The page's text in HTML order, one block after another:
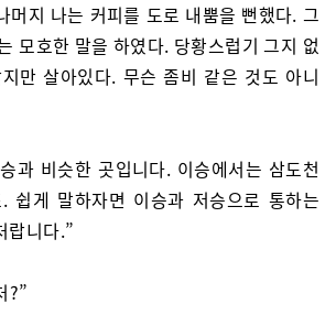
머지 나는 커피를 도로 내뿜을 뻔했다. 그
모호한 말을 하였다. 당황스럽기 그지 없
만 살아있다. 무슨 좀비 같은 것도 아니
과 비슷한 곳입니다. 이승에서는 삼도천
쉽게 말하자면 이승과 저승으로 통하는
랍니다.”
?”